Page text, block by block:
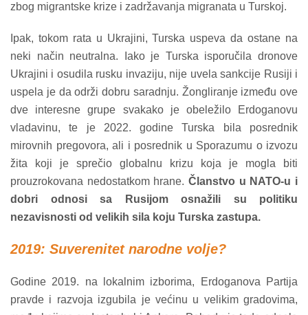
zbog migrantske krize i zadržavanja migranata u Turskoj.
Ipak, tokom rata u Ukrajini, Turska uspeva da ostane na
neki način neutralna. Iako je Turska isporučila dronove
Ukrajini i osudila rusku invaziju, nije uvela sankcije Rusiji i
uspela je da održi dobru saradnju. Žongliranje između ove
dve interesne grupe svakako je obeležilo Erdoganovu
vladavinu, te je 2022. godine Turska bila posrednik
mirovnih pregovora, ali i posrednik u Sporazumu o izvozu
žita koji je sprečio globalnu krizu koja je mogla biti
prouzrokovana nedostatkom hrane. Članstvo u NATO-u i
dobri odnosi sa Rusijom osnažili su politiku
nezavisnosti od velikih sila koju Turska zastupa.
2019: Suverenitet narodne volje?
Godine 2019. na lokalnim izborima, Erdoganova Partija
pravde i razvoja izgubila je većinu u velikim gradovima,